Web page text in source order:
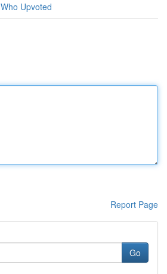
Who Upvoted
Report Page
Go